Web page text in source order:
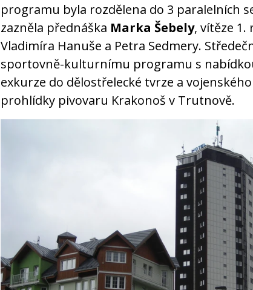
programu byla rozdělena do 3 paralelních
zazněla přednáška Marka Šebely, vítěze 1.
Vladimíra Hanuše a Petra Sedmery.
sportovně-kulturnímu programu s
exkurze do dělostřelecké tvrze a
prohlídky pivovaru Krakonoš v Trutnově.